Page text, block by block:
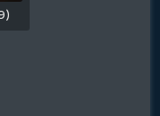
)